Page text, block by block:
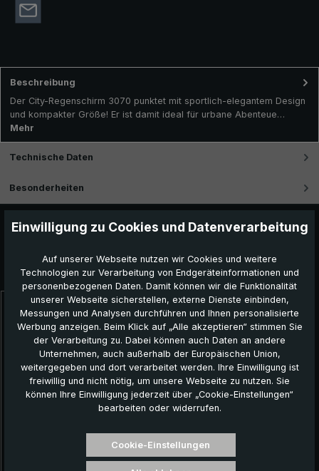
Beschreibung
Der City-Regenschirm 3070 punktet mit sportlich-elegantem Design
und kompakter Größe! Er ist damit ideal für urbane Abenteue…
Mehr
Technische Daten
Besonderheiten
Produktgalerie überspringen
Das könnte Ihnen auch gefallen:
Einwilligung zu Cookies und Datenverarbeitung
Auf unserer Webseite nutzen wir Cookies und weitere
Technologien zur Verarbeitung von Endgeräteinformationen und
personenbezogenen Daten. Damit können wir die Funktionalität
unserer Webseite sicherstellen, externe Dienste einbinden,
Messungen und Analysen durchführen und Ihnen personalisierte
Werbung anzeigen. Beim Klick auf „Alle akzeptieren“ stimmen Sie
der Verarbeitung zu. Dabei können auch Daten an andere
Unternehmen, auch außerhalb der Europäischen Union,
weitergegeben und dort verarbeitet werden. Ihre Einwilligung ist
freiwillig und nicht nötig, um unsere Webseite zu nutzen. Sie
können Ihre Einwilligung jederzeit über „Cookie-Einstellungen“
bearbeiten oder widerrufen.
Cookie-Einstellungen